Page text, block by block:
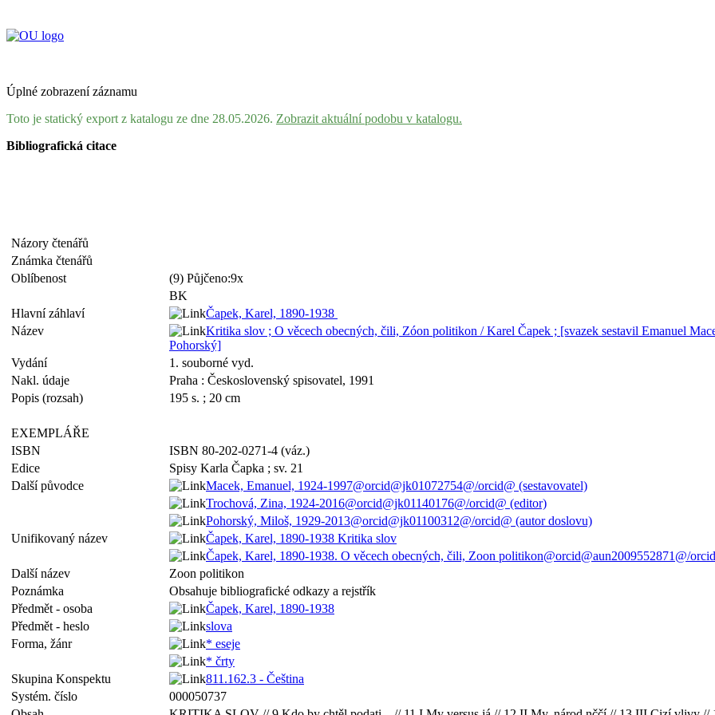
Úplné zobrazení záznamu
Toto je statický export z katalogu ze dne 28.05.2026. Zobrazit aktuální podobu v katalogu.
Bibliografická citace
Názory čtenářů
Známka čtenářů
Oblíbenost
(9) Půjčeno:9x
BK
Hlavní záhlaví
Čapek, Karel, 1890-1938
Název
Kritika slov ; O věcech obecných, čili, Zóon politikon / Karel Čapek ; [svazek sestavil Emanuel
Pohorský]
Vydání
1. souborné vyd.
Nakl. údaje
Praha : Československý spisovatel, 1991
Popis (rozsah)
195 s. ; 20 cm
EXEMPLÁŘE
ISBN
ISBN 80-202-0271-4 (váz.)
Edice
Spisy Karla Čapka ; sv. 21
Další původce
Macek, Emanuel, 1924-1997@orcid@jk01072754@/orcid@ (sestavovatel)
Trochová, Zina, 1924-2016@orcid@jk01140176@/orcid@ (editor)
Pohorský, Miloš, 1929-2013@orcid@jk01100312@/orcid@ (autor doslovu)
Unifikovaný název
Čapek, Karel, 1890-1938 Kritika slov
Čapek, Karel, 1890-1938. O věcech obecných, čili, Zoon politikon@orcid@aun2009552871@/
Další název
Zoon politikon
Poznámka
Obsahuje bibliografické odkazy a rejstřík
Předmět - osoba
Čapek, Karel, 1890-1938
Předmět - heslo
slova
Forma, žánr
* eseje
* črty
Skupina Konspektu
811.162.3 - Čeština
Systém. číslo
000050737